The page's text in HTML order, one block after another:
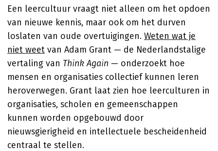
Een leercultuur vraagt niet alleen om het opdoen
van nieuwe kennis, maar ook om het durven
loslaten van oude overtuigingen. Weten wat je
niet weet van Adam Grant — de Nederlandstalige
vertaling van Think Again — onderzoekt hoe
mensen en organisaties collectief kunnen leren
heroverwegen. Grant laat zien hoe leerculturen in
organisaties, scholen en gemeenschappen
kunnen worden opgebouwd door
nieuwsgierigheid en intellectuele bescheidenheid
centraal te stellen.